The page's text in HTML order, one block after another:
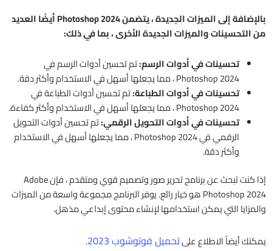
بالإضافة إلى الميزات الجديدة ، يتضمن Photoshop 2024 أيضًا العديد
من التحسينات والميزات الجديدة الأخرى ، بما في ذلك:
تحسينات في أدوات الرسم:تم تحسين أدوات الرسم في
Photoshop 2024 ، مما يجعلها أسهل في الاستخدام وأكثر دقة.
تحسينات في أدوات الطباعة:تم تحسين أدوات الطباعة في
Photoshop 2024 ، مما يجعلها أسهل في الاستخدام وأكثر كفاءة.
تحسينات في أدوات التحويل الرقمي:تم تحسين أدوات التحويل
الرقمي في Photoshop 2024 ، مما يجعلها أسهل في الاستخدام
وأكثر دقة.
إذا كنت تبحث عن برنامج تحرير صور وتصميم قوي ومتقدم ، فإن Adobe
Photoshop 2024 هو خيار رائع. يوفر البرنامج مجموعة واسعة من الميزات
والمزايا التي يمكن استخدامها لإنشاء محتوى إبداعي مذهل.
يمكنك أيضاً الاطلاع علىتحميل فوتوشوب 2023
.